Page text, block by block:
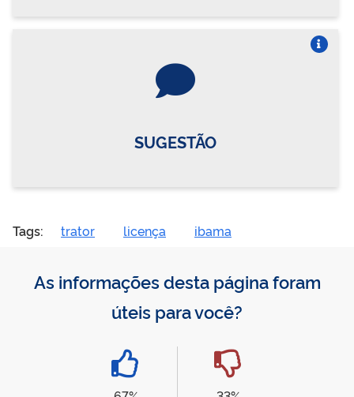
SUGESTÃO
Tags: trator licença ibama
As informações desta página foram
úteis para você?